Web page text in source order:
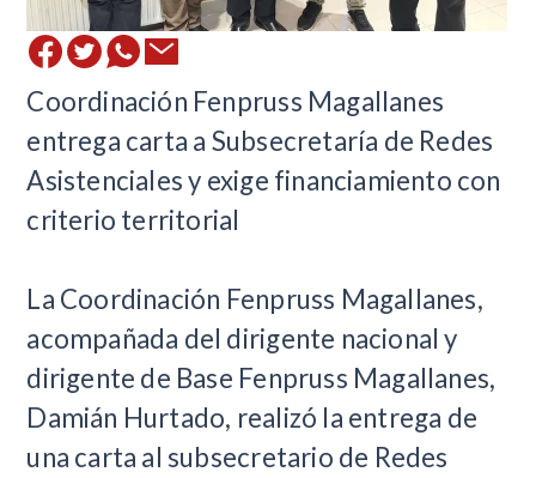
Coordinación Fenpruss Magallanes
entrega carta a Subsecretaría de Redes
Asistenciales y exige financiamiento con
criterio territorial
La Coordinación Fenpruss Magallanes,
acompañada del dirigente nacional y
dirigente de Base Fenpruss Magallanes,
Damián Hurtado, realizó la entrega de
una carta al subsecretario de Redes